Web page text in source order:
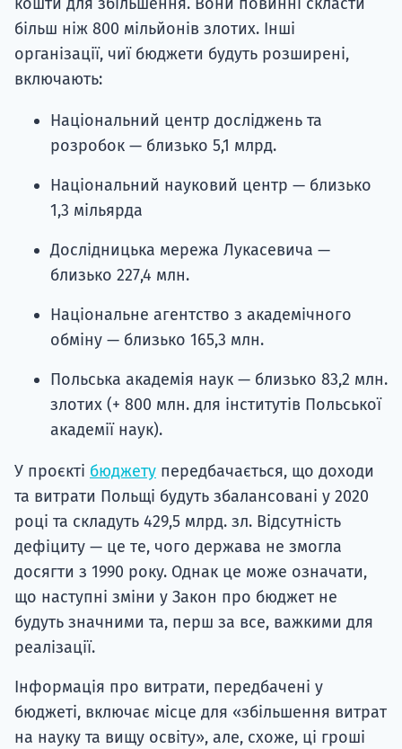
більш ніж 800 мільйонів злотих. Інші
організації, чиї бюджети будуть розширені,
включають:
Національний центр досліджень та
розробок — близько 5,1 млрд.
Національний науковий центр — близько
1,3 мільярда
Дослідницька мережа Лукасевича —
близько 227,4 млн.
Національне агентство з академічного
обміну — близько 165,3 млн.
Польська академія наук — близько 83,2 млн.
злотих (+ 800 млн. для інститутів Польської
академії наук).
У проєкті бюджету передбачається, що доходи
та витрати Польщі будуть збалансовані у 2020
році та складуть 429,5 млрд. зл. Відсутність
дефіциту — це те, чого держава не змогла
досягти з 1990 року. Однак це може означати,
що наступні зміни у Закон про бюджет не
будуть значними та, перш за все, важкими для
реалізації.
Інформація про витрати, передбачені у
бюджеті, включає місце для «збільшення витрат
на науку та вищу освіту», але, схоже, ці гроші